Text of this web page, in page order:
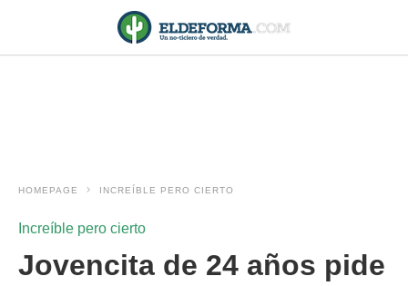
HOMEPAGE INCREÍBLE PERO CIERTO
Increíble pero cierto
Jovencita de 24 años pide